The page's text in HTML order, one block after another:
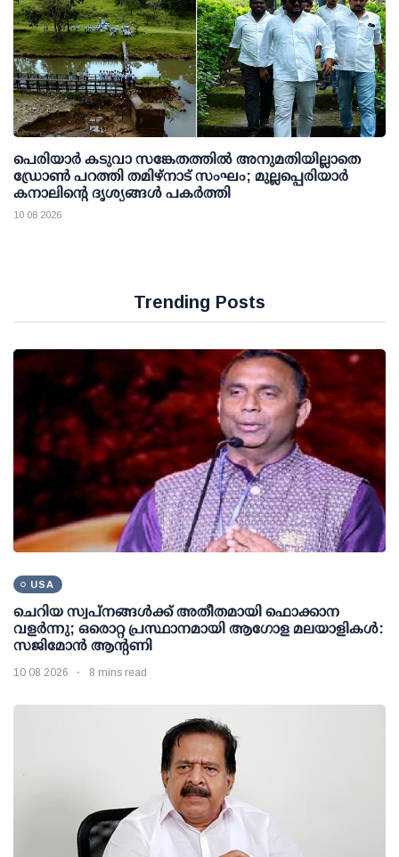
പെരിയാര്‍ കടുവാ സങ്കേതത്തില്‍ അനുമതിയില്ലാതെ
ഡ്രോണ്‍ പറത്തി തമിഴ്നാട് സംഘം; മുല്ലപ്പെരിയാര്‍
കനാലിന്റെ ദൃശ്യങ്ങള്‍ പകര്‍ത്തി
10 08 2026
Trending Posts
USA
ചെറിയ സ്വപ്നങ്ങൾക്ക് അതീതമായി ഫൊക്കാന
വളർന്നു; ഒരൊറ്റ പ്രസ്ഥാനമായി ആഗോള മലയാളികൾ:
സജിമോൻ ആന്റണി
10 08 2026 8 mins read